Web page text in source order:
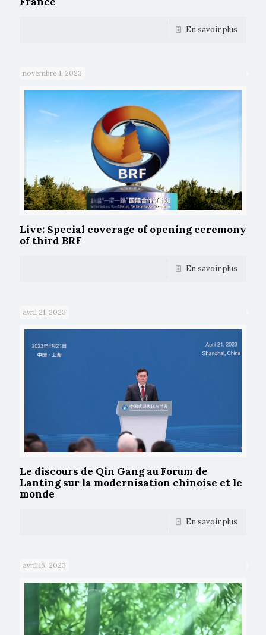
En savoir plus
novembre 1, 2023
Live: Special coverage of opening ceremony
of third BRF
En savoir plus
avril 21, 2023
Le discours de Qin Gang au Forum de
Lanting sur la modernisation chinoise et le
monde
En savoir plus
avril 16, 2023